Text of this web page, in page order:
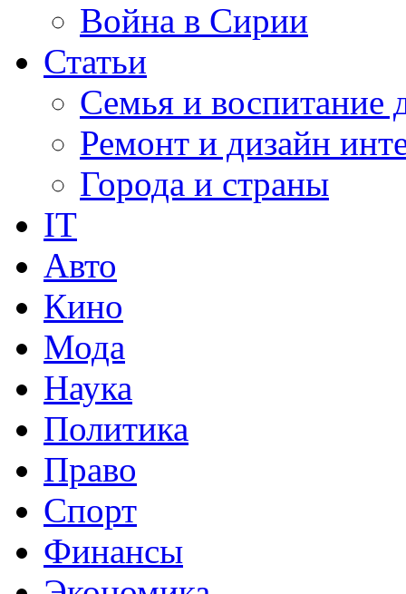
Война в Сирии
Статьи
Семья и воспитание
Ремонт и дизайн
Города и страны
IT
Авто
Кино
Мода
Наука
Политика
Право
Спорт
Финансы